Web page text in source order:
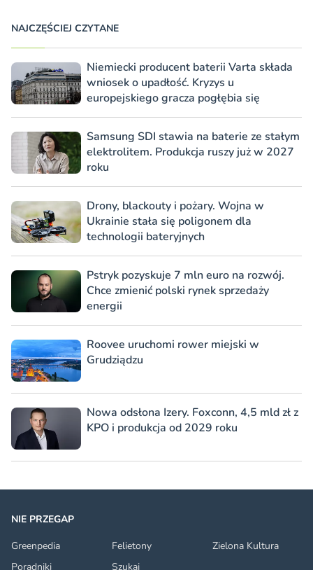
NAJCZĘŚCIEJ CZYTANE
Niemiecki producent baterii Varta składa
wniosek o upadłość. Kryzys u
europejskiego gracza pogłębia się
Samsung SDI stawia na baterie ze stałym
elektrolitem. Produkcja ruszy już w 2027
roku
Drony, blackouty i pożary. Wojna w
Ukrainie stała się poligonem dla
technologii bateryjnych
Pstryk pozyskuje 7 mln euro na rozwój.
Chce zmienić polski rynek sprzedaży
energii
Roovee uruchomi rower miejski w
Grudziądzu
Nowa odsłona Izery. Foxconn, 4,5 mld zł z
KPO i produkcja od 2029 roku
NIE PRZEGAP
Greenpedia
Felietony
Zielona Kultura
Poradniki
Szukaj